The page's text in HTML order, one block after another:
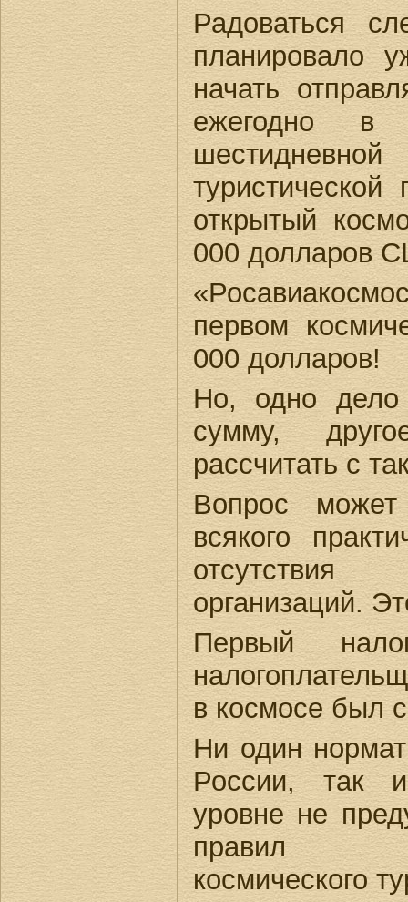
Радоваться
планировало
начать
ежегодно в
открытый
000 долларов
первом
000 долларов!
Но, одно дело
сумму,
рассчитать с
Вопрос
всякого
отсутствия
организаций.
Первый
в космосе был
Ни один
России, так
уровне не
правил
космического